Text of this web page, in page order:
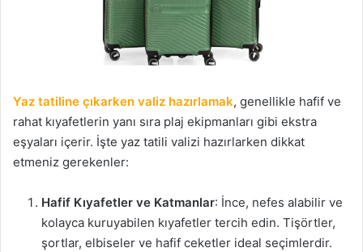
Yaz tatiline çıkarken valiz hazırlamak, genellikle hafif ve
rahat kıyafetlerin yanı sıra plaj ekipmanları gibi ekstra
eşyaları içerir. İşte yaz tatili valizi hazırlarken dikkat
etmeniz gerekenler:
Hafif Kıyafetler ve Katmanlar: İnce, nefes alabilir ve
kolayca kuruyabilen kıyafetler tercih edin. Tişörtler,
şortlar, elbiseler ve hafif ceketler ideal seçimlerdir.